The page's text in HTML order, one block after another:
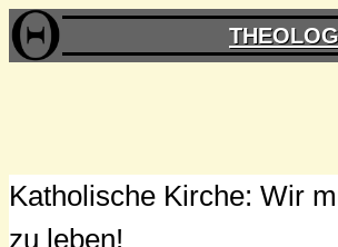
Zum
Inhalt
Katholische Kirche: Wir
zu leben!